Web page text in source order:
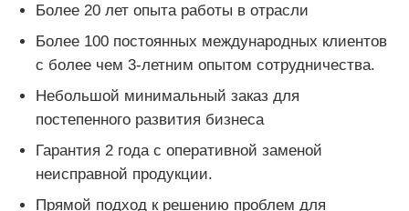
Светодиодный экран для дрона
Прозрачный экран дисплея
Более 20 лет опыта работы в отрасли
Более 100 постоянных международных клиентов
с более чем 3-летним опытом сотрудничества.
Небольшой минимальный заказ для
постепенного развития бизнеса
Гарантия 2 года с оперативной заменой
неисправной продукции.
Прямой подход к решению проблем для